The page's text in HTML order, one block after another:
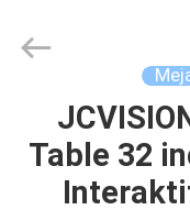
RUMAH
PRODUK
Interactive
Technology
Table 32